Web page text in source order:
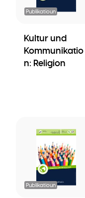
Publikatioun
Kultur und
Kommunikatio
n: Religion
Publikatioun